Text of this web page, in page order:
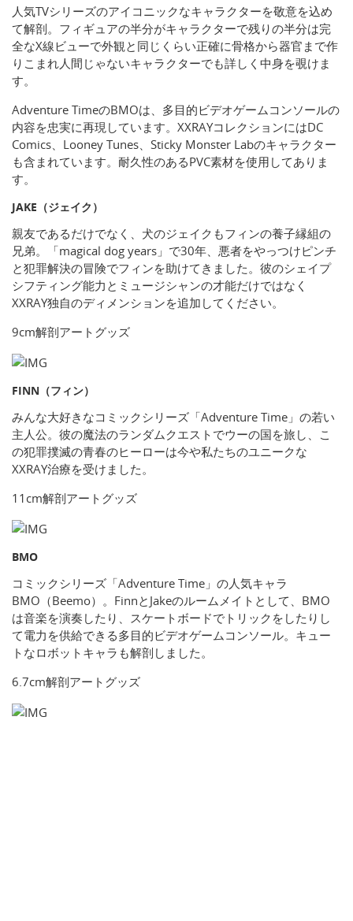
人気TVシリーズのアイコニックなキャラクターを敬意を込め
て解剖。フィギュアの半分がキャラクターで残りの半分は完
全なX線ビューで外観と同じくらい正確に骨格から器官まで作
りこまれ人間じゃないキャラクターでも詳しく中身を覗けま
す。
Adventure TimeのBMOは、多目的ビデオゲームコンソールの
内容を忠実に再現しています。XXRAYコレクションにはDC
Comics、Looney Tunes、Sticky Monster Labのキャラクター
も含まれています。耐久性のあるPVC素材を使用してありま
す。
JAKE（ジェイク）
親友であるだけでなく、犬のジェイクもフィンの養子縁組の
兄弟。「magical dog years」で30年、悪者をやっつけピンチ
と犯罪解決の冒険でフィンを助けてきました。彼のシェイプ
シフティング能力とミュージシャンの才能だけではなく
XXRAY独自のディメンションを追加してください。
9cm解剖アートグッズ
FINN（フィン）
みんな大好きなコミックシリーズ「Adventure Time」の若い
主人公。彼の魔法のランダムクエストでウーの国を旅し、こ
の犯罪撲滅の青春のヒーローは今や私たちのユニークな
XXRAY治療を受けました。
11cm解剖アートグッズ
BMO
コミックシリーズ「Adventure Time」の人気キャラ
BMO（Beemo）。FinnとJakeのルームメイトとして、BMO
は音楽を演奏したり、スケートボードでトリックをしたりし
て電力を供給できる多目的ビデオゲームコンソール。キュー
トなロボットキャラも解剖しました。
6.7cm解剖アートグッズ